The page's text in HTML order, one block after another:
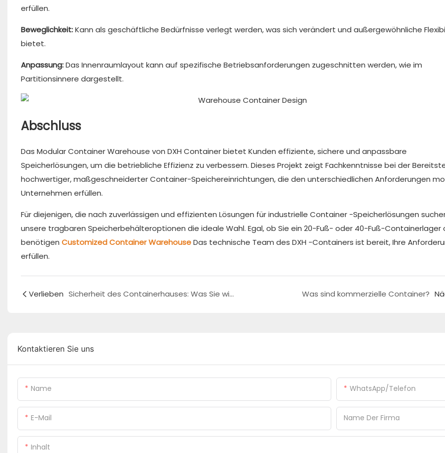
erfüllen.
Beweglichkeit:Kann als geschäftliche Bedürfnisse verlegt werden, was sich verändert und außergewöhnliche
bietet.
Anpassung:Das Innenraumlayout kann auf spezifische Betriebsanforderungen zugeschnitten werden, wie im
Partitionsinnere dargestellt.
Abschluss
Das Modular Container Warehouse von DXH Container bietet Kunden effiziente, sichere und anpassbare
Speicherlösungen, um die betriebliche Effizienz zu verbessern. Dieses Projekt zeigt Fachkenntnisse bei der
hochwertiger, maßgeschneiderter Container-Speichereinrichtungen, die den unterschiedlichen Anforderungen
Unternehmen erfüllen.
Für diejenigen, die nach zuverlässigen und effizienten Lösungen für industrielle Container -Speicherlösungen
unsere tragbaren Speicherbehälteroptionen die ideale Wahl. Egal, ob Sie ein 20-Fuß- oder 40-Fuß-Containerlager
benötigen Customized Container WarehouseDas technische Team des DXH -Containers ist bereit, Ihre
erfüllen.
Verlieben Sicherheit des Containerhauses: Was Sie wissen müssen Was sind kommerzielle Container?
Kontaktieren Sie uns
Name WhatsApp/Telefon
E-Mail Name Der Firma
Inhalt